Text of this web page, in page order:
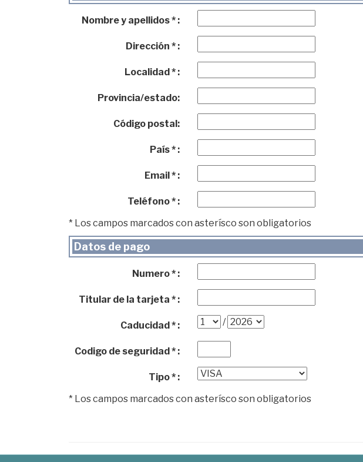
Nombre y apellidos * :
Dirección * :
Localidad * :
Provincia/estado:
Código postal:
País * :
Email * :
Teléfono * :
* Los campos marcados con asterísco son obligatorios
Datos de pago
Numero * :
Titular de la tarjeta * :
Caducidad * : /
Codigo de seguridad * :
Tipo * :
* Los campos marcados con asterísco son obligatorios